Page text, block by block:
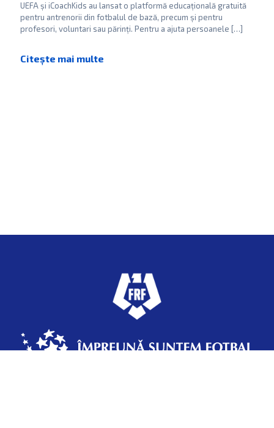
UEFA și iCoachKids au lansat o platformă educațională gratuită
pentru antrenorii din fotbalul de bază, precum și pentru
profesori, voluntari sau părinți. Pentru a ajuta persoanele […]